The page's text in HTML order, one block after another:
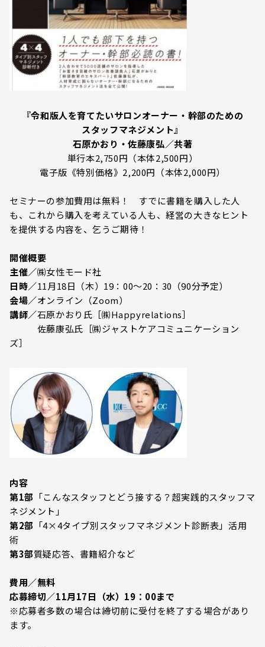
『令和版人を育てたいサロンオーナー・幹部のための
スタッフマネジメント』
石原かおり・佐藤康弘／共著
単行本2,750円（本体2,500円）
電子版《特別価格》2,200円（本体2,000円）
セミナーの参加費用は無料！ すでに書籍を購入した人
も、これから購入を考えている人も、経営の大きなヒント
を提供する内容を、乞うご期待！
開催概要
主催／㈱女性モード社
日時／11月18日（木）19：00～20：30（90分予定）
会場／オンライン（Zoom）
講師／石原かおり氏［㈱Happyrelations］
佐藤康弘氏［㈱ジャストケアコミュニケーション
ズ］
内容
第1部 「こんなスタッフとどう接する？超実践的スタッフマ
ネジメント」
第2部 「4×4タイプ別スタッフマネジメント診断表」活用
術
第3部質疑応答、書籍紹介など
費用／無料
応募締切／11月17日（水）19：00まで
※応募者多数の場合は締切前に受付を終了する場合があり
ます。